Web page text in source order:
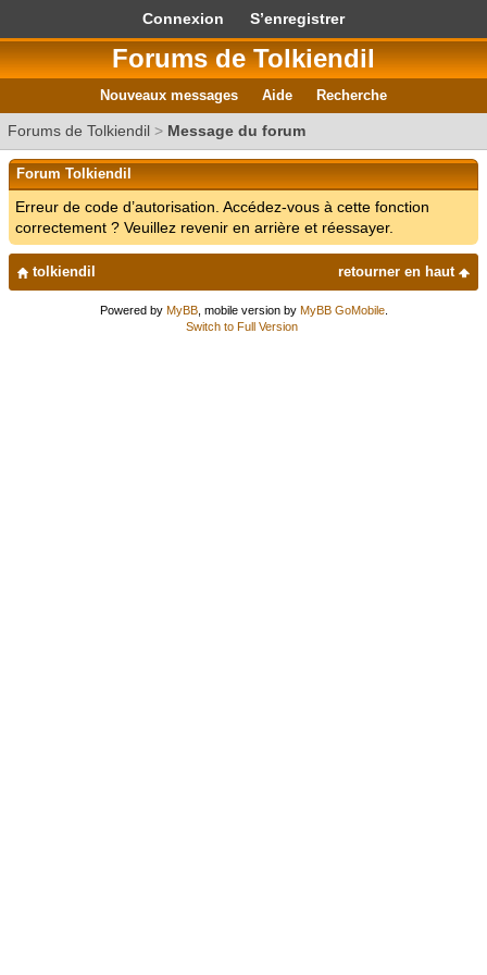
Connexion S’enregistrer
Forums de Tolkiendil
Nouveaux messages Aide Recherche
Forums de Tolkiendil > Message du forum
Forum Tolkiendil
Erreur de code d’autorisation. Accédez-vous à cette fonction
correctement ? Veuillez revenir en arrière et réessayer.
retourner en haut
tolkiendil
Powered by MyBB, mobile version by MyBB GoMobile.
Switch to Full Version